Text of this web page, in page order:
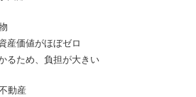
産価値がほぼゼロ
るため、負担が大きい
動産